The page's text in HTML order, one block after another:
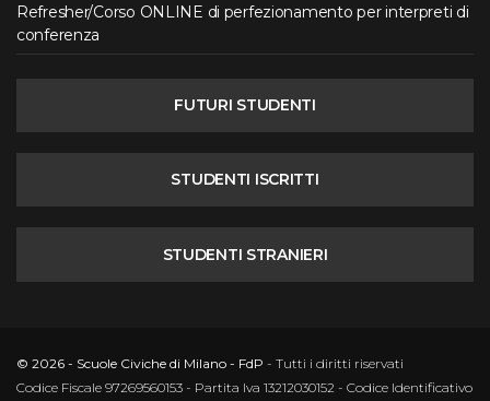
Refresher/Corso ONLINE di perfezionamento per interpreti di
conferenza
FUTURI STUDENTI
STUDENTI ISCRITTI
STUDENTI STRANIERI
© 2026 - Scuole Civiche di Milano - FdP - Tutti i diritti riservati
Codice Fiscale 97269560153 - Partita Iva 13212030152 - Codice Identificativo